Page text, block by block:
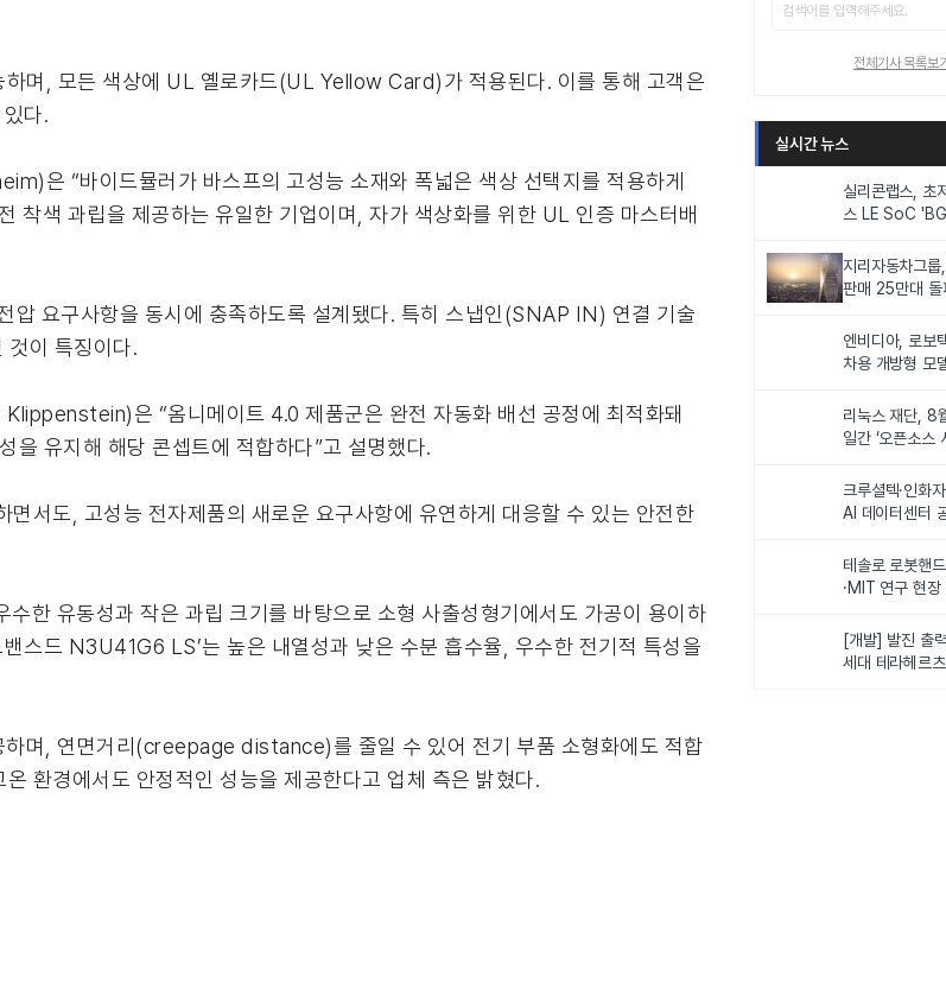
며, 모든 색상에 UL 옐로카드(UL Yellow Card)가 적용된다. 이를 통해 고객은
다.
은 “바이드뮬러가 바스프의 고성능 소재와 폭넓은 색상 선택지를 적용하게
착색 과립을 제공하는 유일한 기업이며, 자가 색상화를 위한 UL 인증 마스터배
압 요구사항을 동시에 충족하도록 설계됐다. 특히 스냅인(SNAP IN) 연결 기술
것이 특징이다.
은 “옴니메이트 4.0 제품군은 완전 자동화 배선 공정에 최적화돼
을 유지해 해당 콘셉트에 적합하다”고 설명했다.
서도, 고성능 전자제품의 새로운 요구사항에 유연하게 대응할 수 있는 안전한
한 유동성과 작은 과립 크기를 바탕으로 소형 사출성형기에서도 가공이 용이하
스드 N3U41G6 LS’는 높은 내열성과 낮은 수분 흡수율, 우수한 전기적 특성을
며, 연면거리(creepage distance)를 줄일 수 있어 전기 부품 소형화에도 적합
환경에서도 안정적인 성능을 제공한다고 업체 측은 밝혔다.
전체기사 목록보
실시간 뉴스
실리콘랩스, 초
스 LE SoC
지리자동차그
판매 25만대 돌
엔비디아, 로보
차용 개방형 모
리눅스 재단, 8
일간 ‘오픈소스
크루셜텍·인화
AI 데이터센터
테솔로 로봇핸
·MIT 연구 현
화
[개발] 발진 출
세대 테라헤르